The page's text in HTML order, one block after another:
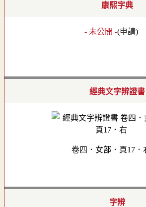
康熙字典
- 未公開 -(申請)
經典文字辨證書
卷四．女部．頁17．
字辨